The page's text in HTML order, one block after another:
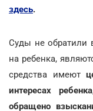
здесь.
Суды не обратили
на ребенка,
средства имеют
интересах
обращено